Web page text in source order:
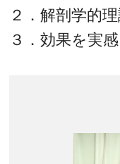
２．解剖学的
３．効果を実